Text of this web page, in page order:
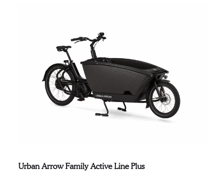
hoog
Urban Arrow Family Active Line Plus